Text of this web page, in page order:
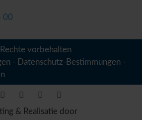
00
vorbehalten
- Datenschutz-Bestimmungen -
& Realisatie door